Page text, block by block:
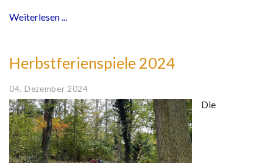
Weiterlesen ...
Herbstferienspiele 2024
04. Dezember 2024
Die